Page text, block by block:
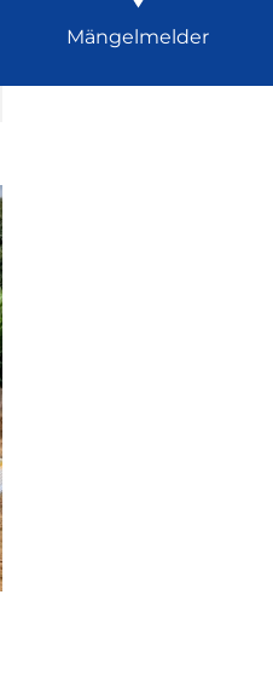
Mängelmelder